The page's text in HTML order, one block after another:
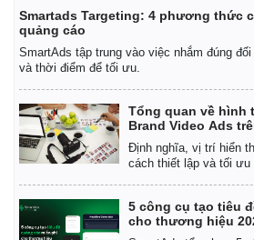
Smartads Targeting: 4 phương thức
quảng cáo
SmartAds tập trung vào việc nhắm đúng
và thời điểm để tối ưu.
Tổng quan về hình
Brand Video Ads
Định nghĩa, vị trí hiển
cách thiết lập và tối ưu
5 công cụ tạo tiêu
cho thương hiệu